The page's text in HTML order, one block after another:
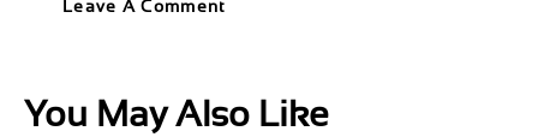
You May Also Like